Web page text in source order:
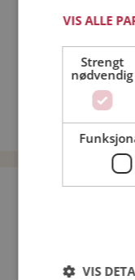
Menn fra Stranda
Date kvinner i Norge
Date menn i Norge
VIS ALLE
Strengt
nødvendig
VIS